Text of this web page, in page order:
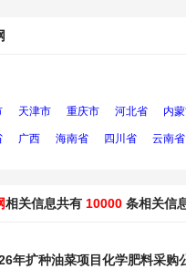
天津市 重庆市 河北省 内
广西 海南省 四川省 云南省
相关信息共有 10000 条相关信
年扩种油菜项目化学肥料采购